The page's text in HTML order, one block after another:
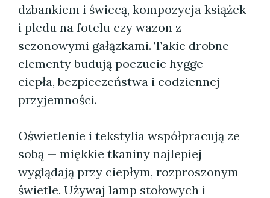
dzbankiem i świecą, kompozycja książek
i pledu na fotelu czy wazon z
sezonowymi gałązkami. Takie drobne
elementy budują poczucie hygge —
ciepła, bezpieczeństwa i codziennej
przyjemności.
Oświetlenie i tekstylia współpracują ze
sobą — miękkie tkaniny najlepiej
wyglądają przy ciepłym, rozproszonym
świetle. Używaj lamp stołowych i